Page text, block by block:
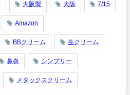
大阪製 大阪 7/15
Amazon
BBクリーム 生クリーム
鼻炎 シンプリー
メタックスクリーム